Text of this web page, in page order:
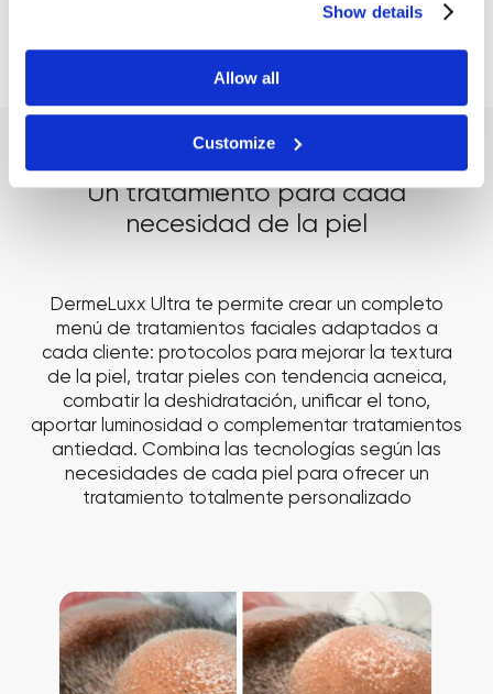
Show details
Allow all
Customize
Resultados tras 1 sesión de
Protocolo Avanzado combinada
con la tecnología Zemits
HydroDiamond
tratamientos con
HydroDiamond™ Facial